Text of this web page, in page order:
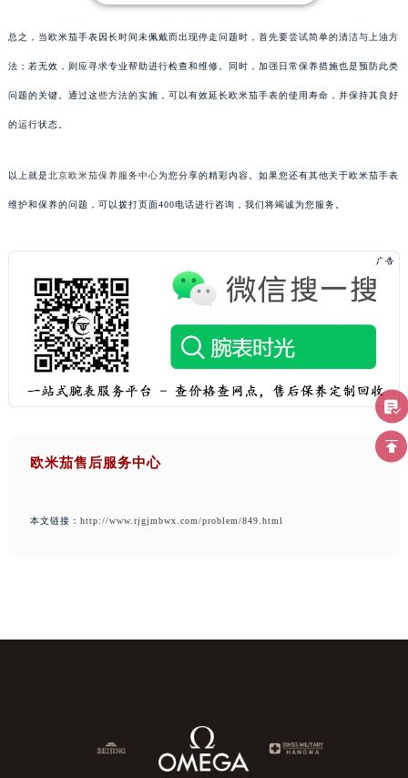
总之，当欧米茄手表因长时间未佩戴而出现停走问题时，首先要尝试简单的清洁与上油方
法；若无效，则应寻求专业帮助进行检查和维修。同时，加强日常保养措施也是预防此类
问题的关键。通过这些方法的实施，可以有效延长欧米茄手表的使用寿命，并保持其良好
的运行状态。
以上就是北京欧米茄保养服务中心为您分享的精彩内容。如果您还有其他关于欧米茄手表
维护和保养的问题，可以拨打页面400电话进行咨询，我们将竭诚为您服务。
欧米茄售后服务中心
本文链接： http://www.rjgjmbwx.com/problem/849.html